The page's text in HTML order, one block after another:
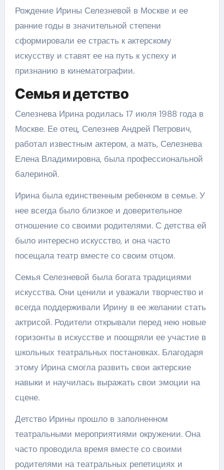
Рождение Ирины Селезневой в Москве и ее
ранние годы в значительной степени
сформировали ее страсть к актерскому
искусству и ставят ее на путь к успеху и
признанию в кинематографии.
Семья и детство
Селезнева Ирина родилась 17 июля 1988 года в
Москве. Ее отец, Селезнев Андрей Петрович,
работал известным актером, а мать, Селезнева
Елена Владимировна, была профессиональной
балериной.
Ирина была единственным ребенком в семье. У
нее всегда было близкое и доверительное
отношение со своими родителями. С детства ей
было интересно искусство, и она часто
посещала театр вместе со своим отцом.
Семья Селезневой была богата традициями
искусства. Они ценили и уважали творчество и
всегда поддерживали Ирину в ее желании стать
актрисой. Родители открывали перед нею новые
горизонты в искусстве и поощряли ее участие в
школьных театральных постановках. Благодаря
этому Ирина смогла развить свои актерские
навыки и научилась выражать свои эмоции на
сцене.
Детство Ирины прошло в заполненном
театральными мероприятиями окружении. Она
часто проводила время вместе со своими
родителями на театральных репетициях и